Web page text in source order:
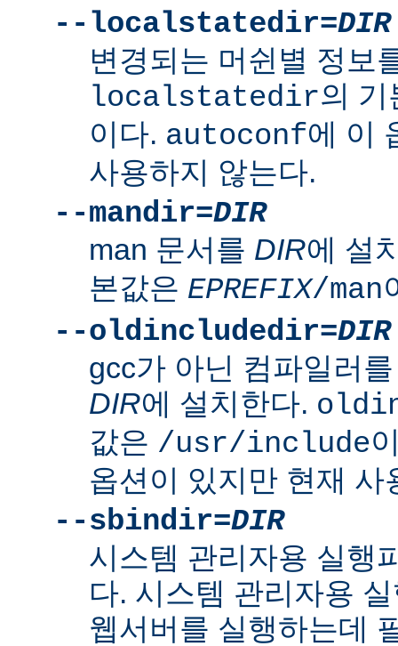
--localstatedir=DIR
변경되는 머쉰별 정보
localstatedir의
이다. autoconf에 이
사용하지 않는다.
--mandir=DIR
man 문서를 DIR에 설
본값은 EPREFIX/man
--oldincludedir=DIR
gcc가 아닌 컴파일러
DIR에 설치한다.
값은 /usr/include
옵션이 있지만 현재 사
--sbindir=DIR
시스템 관리자용 실행
다. 시스템 관리자용
웹서버를 실행하는데